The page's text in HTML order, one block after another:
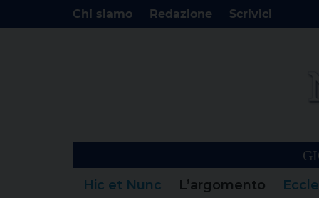
Chi siamo Redazione Scrivici
Hic et Nunc L’argomento